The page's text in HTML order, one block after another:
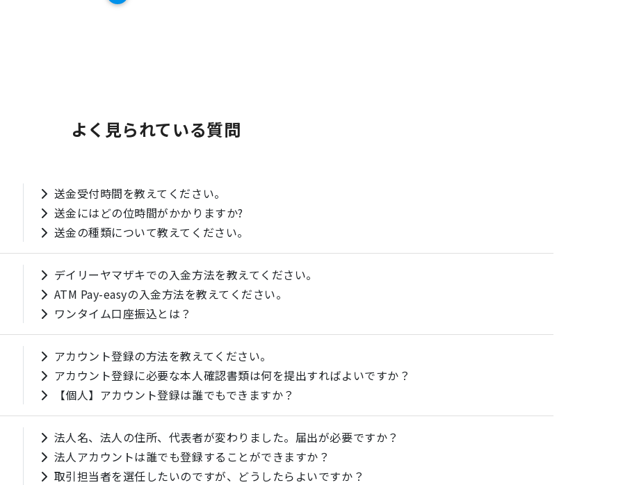
よく見られている質問
送金受付時間を教えてください。
送金にはどの位時間がかかりますか?
送金の種類について教えてください。
デイリーヤマザキでの入金方法を教えてください。
ATM Pay-easyの入金方法を教えてください。
ワンタイム口座振込とは？
アカウント登録の方法を教えてください。
アカウント登録に必要な本人確認書類は何を提出すればよいですか？
【個人】アカウント登録は誰でもできますか？
法人名、法人の住所、代表者が変わりました。届出が必要ですか？
法人アカウントは誰でも登録することができますか？
取引担当者を選任したいのですが、どうしたらよいですか？